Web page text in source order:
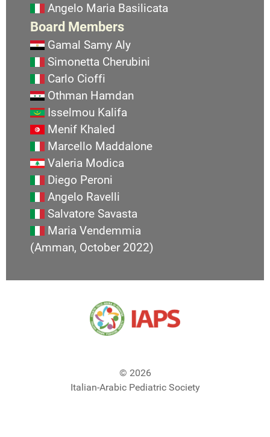
Angelo Maria Basilicata
Board Members
Gamal Samy Aly
Simonetta Cherubini
Carlo Cioffi
Othman Hamdan
Isselmou Kalifa
Menif Khaled
Marcello Maddalone
Valeria Modica
Diego Peroni
Angelo Ravelli
Salvatore Savasta
Maria Vendemmia
(Amman, October 2022)
© 2026
Italian-Arabic Pediatric Society